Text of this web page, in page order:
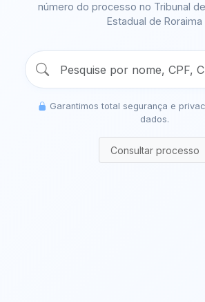
número do processo no Tribunal
Estadual de Roraima
Garantimos total segurança e
dados.
Consultar processo